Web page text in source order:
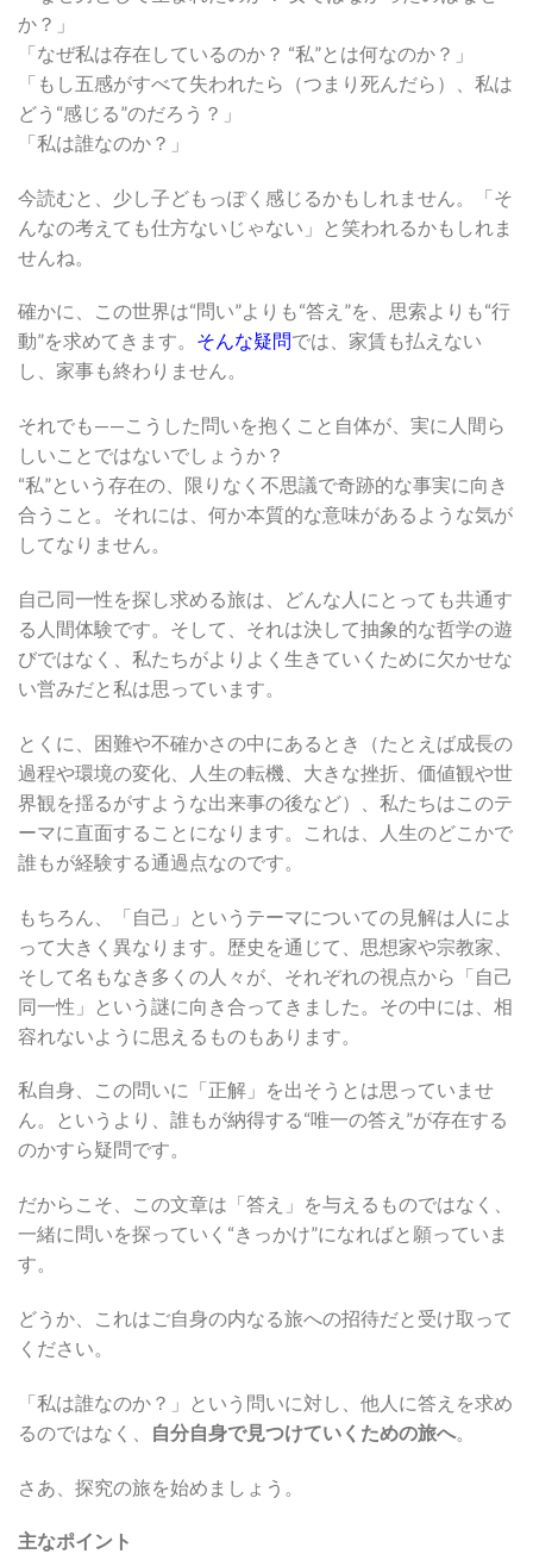
か？」
「なぜ私は存在しているのか？ “私”とは何なのか？」
「もし五感がすべて失われたら（つまり死んだら）、私は
どう“感じる”のだろう？」
「私は誰なのか？」
今読むと、少し子どもっぽく感じるかもしれません。「そ
んなの考えても仕方ないじゃない」と笑われるかもしれま
せんね。
確かに、この世界は“問い”よりも“答え”を、思索よりも“行
動”を求めてきます。 そんな疑問では、家賃も払えない
し、家事も終わりません。
それでも——こうした問いを抱くこと自体が、実に人間ら
しいことではないでしょうか？
“私”という存在の、限りなく不思議で奇跡的な事実に向き
合うこと。それには、何か本質的な意味があるような気が
してなりません。
自己同一性を探し求める旅は、どんな人にとっても共通す
る人間体験です。そして、それは決して抽象的な哲学の遊
びではなく、私たちがよりよく生きていくために欠かせな
い営みだと私は思っています。
とくに、困難や不確かさの中にあるとき（たとえば成長の
過程や環境の変化、人生の転機、大きな挫折、価値観や世
界観を揺るがすような出来事の後など）、私たちはこのテ
ーマに直面することになります。これは、人生のどこかで
誰もが経験する通過点なのです。
もちろん、「自己」というテーマについての見解は人によ
って大きく異なります。歴史を通じて、思想家や宗教家、
そして名もなき多くの人々が、それぞれの視点から「自己
同一性」という謎に向き合ってきました。その中には、相
容れないように思えるものもあります。
私自身、この問いに「正解」を出そうとは思っていませ
ん。というより、誰もが納得する“唯一の答え”が存在する
のかすら疑問です。
だからこそ、この文章は「答え」を与えるものではなく、
一緒に問いを探っていく“きっかけ”になればと願っていま
す。
どうか、これはご自身の内なる旅への招待だと受け取って
ください。
「私は誰なのか？」という問いに対し、他人に答えを求め
るのではなく、
自分自身で見つけていくための旅へ。
さあ、探究の旅を始めましょう。
主なポイント